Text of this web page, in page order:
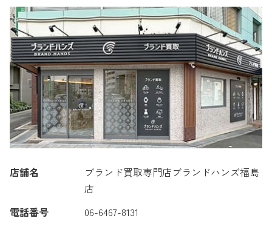
店舗名
ブランド買取専門店ブランドハンズ福島
店
電話番号
06-6467-8131